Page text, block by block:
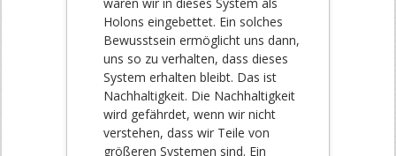
Holons eingebettet. Ein solches
Bewusstsein ermöglicht uns dann,
uns so zu verhalten, dass dieses
System erhalten bleibt. Das ist
Nachhaltigkeit. Die Nachhaltigkeit
wird gefährdet, wenn wir nicht
verstehen, dass wir Teile von
größeren Systemen sind. Ein